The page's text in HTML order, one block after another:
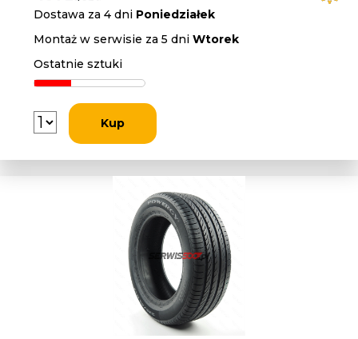
Dostawa za 4 dni Poniedziałek
Montaż w serwisie za 5 dniWtorek
Ostatnie sztuki
Kup